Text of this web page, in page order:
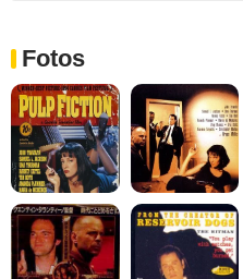
Fotos